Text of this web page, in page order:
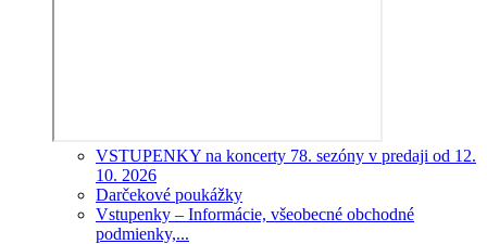
VSTUPENKY na koncerty 78. sezóny v predaji od 12.
10. 2026
Darčekové poukážky
Vstupenky – Informácie, všeobecné obchodné
podmienky,...